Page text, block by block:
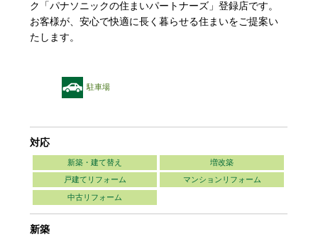
ク「パナソニックの住まいパートナーズ」登録店です。
お客様が、安心で快適に長く暮らせる住まいをご提案い
たします。
駐車場
対応
新築・建て替え 増改築
戸建てリフォーム マンションリフォーム
中古リフォーム
新築